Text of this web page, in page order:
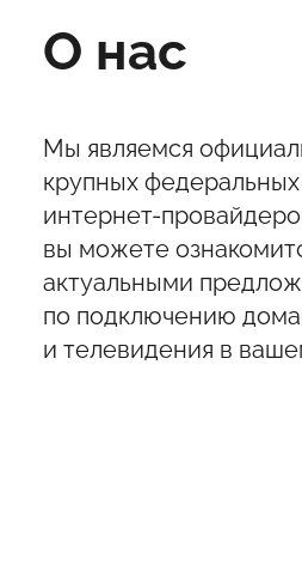
О нас
Мы являемся
крупных
интернет-
вы можете
актуальными
по подключению
и телевидения в